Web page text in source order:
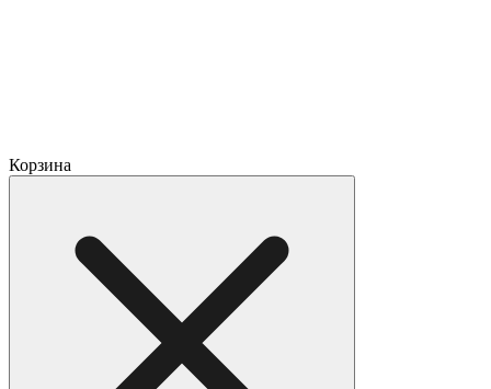
Корзина